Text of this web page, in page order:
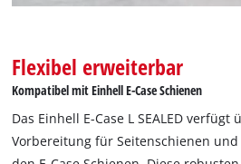
visitor. The
Powered by
Flexibel erweiterbar
Kompatibel mit Einhell E-Case Schienen
Das Einhell E-Case L SEALED
Vorbereitung für Seitenschienen